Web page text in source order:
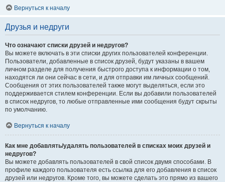
Вернуться к началу
Друзья и недруги
Что означают списки друзей и недругов?
Вы можете включать в эти списки других пользователей конференции.
Пользователи, добавленные в список друзей, будут указаны в вашем
личном разделе для получения быстрого доступа к информации о том,
находятся ли они сейчас в сети, и для отправки им личных сообщений.
Сообщения от этих пользователей также могут выделяться, если это
поддерживается стилем конференции. Если вы добавили пользователей
в список недругов, то любые отправленные ими сообщения будут скрыты
по умолчанию.
Вернуться к началу
Как мне добавлять/удалять пользователей в списках моих друзей и
недругов?
Вы можете добавлять пользователей в свой список двумя способами. В
профиле каждого пользователя есть ссылка для его добавления в список
друзей или недругов. Кроме того, вы можете сделать это прямо из вашего